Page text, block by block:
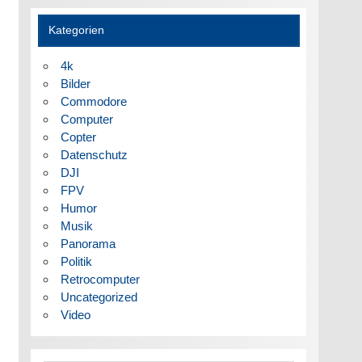
Kategorien
4k
Bilder
Commodore
Computer
Copter
Datenschutz
DJI
FPV
Humor
Musik
Panorama
Politik
Retrocomputer
Uncategorized
Video